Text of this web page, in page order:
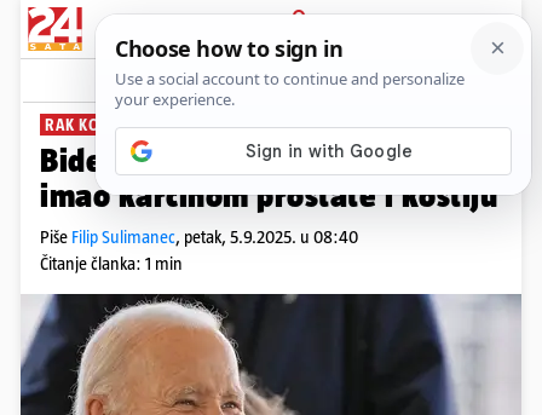
PRIJAVA
News Komentari
RAK KOŽE
Biden preživio i rak kože. Već je
imao karcinom prostate i kostiju
Piše Filip Sulimanec, petak, 5.9.2025. u 08:40
Čitanje članka: 1 min